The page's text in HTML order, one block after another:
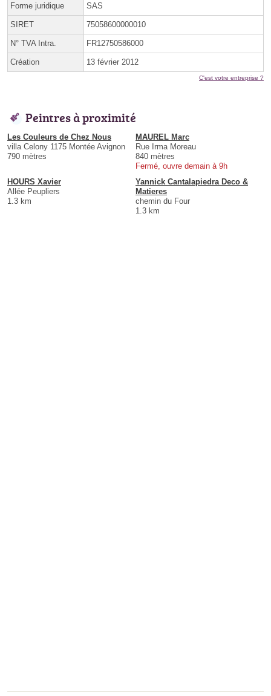
Forme juridique SAS
SIRET 75058600000010
N° TVA Intra. FR12750586000
Création 13 février 2012
C'est votre entreprise ?
Peintres à proximité
Les Couleurs de Chez Nous
villa Celony 1175 Montée Avignon
790 mètres
MAUREL Marc
Rue Irma Moreau
840 mètres
Fermé, ouvre demain à 9h
HOURS Xavier
Allée Peupliers
1.3 km
Yannick Cantalapiedra Deco &
Matieres
chemin du Four
1.3 km